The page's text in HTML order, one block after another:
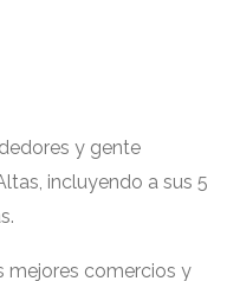
y gente
incluyendo a sus 5
mejores comercios y